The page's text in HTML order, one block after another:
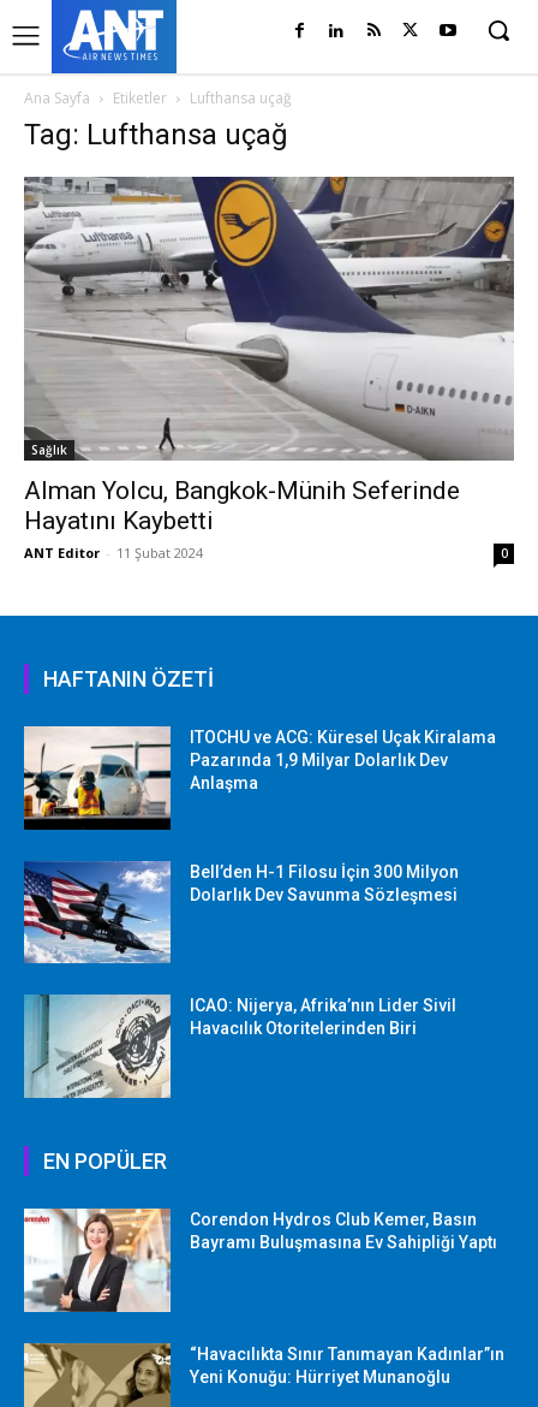
Ana Sayfa Etiketler Lufthansa uçağ
Tag: Lufthansa uçağ
Sağlık
Alman Yolcu, Bangkok-Münih Seferinde
Hayatını Kaybetti
ANT Editor - 11 Şubat 2024 0
HAFTANIN ÖZETİ
ITOCHU ve ACG: Küresel Uçak Kiralama
Pazarında 1,9 Milyar Dolarlık Dev
Anlaşma
Bell’den H-1 Filosu İçin 300 Milyon
Dolarlık Dev Savunma Sözleşmesi
ICAO: Nijerya, Afrika’nın Lider Sivil
Havacılık Otoritelerinden Biri
EN POPÜLER
Corendon Hydros Club Kemer, Basın
Bayramı Buluşmasına Ev Sahipliği Yaptı
“Havacılıkta Sınır Tanımayan Kadınlar”ın
Yeni Konuğu: Hürriyet Munanoğlu